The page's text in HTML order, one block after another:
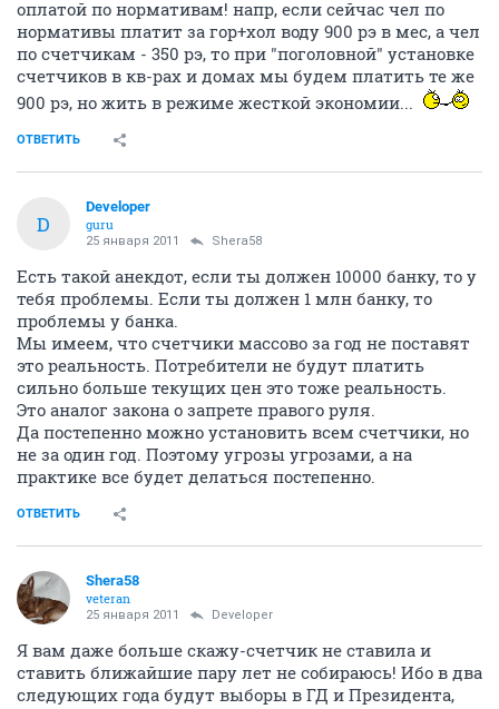
оплатой по нормативам! напр, если сейчас чел по
нормативы платит за гор+хол воду 900 рэ в мес, а чел
по счетчикам - 350 рэ, то при "поголовной" установке
счетчиков в кв-рах и домах мы будем платить те же
900 рэ, но жить в режиме жесткой экономии...
ОТВЕТИТЬ
D
Developer
guru
25 января 2011 Shera58
Есть такой анекдот, если ты должен 10000 банку, то у
тебя проблемы. Если ты должен 1 млн банку, то
проблемы у банка.
Мы имеем, что счетчики массово за год не поставят
это реальность. Потребители не будут платить
сильно больше текущих цен это тоже реальность.
Это аналог закона о запрете правого руля.
Да постепенно можно установить всем счетчики, но
не за один год. Поэтому угрозы угрозами, а на
практике все будет делаться постепенно.
ОТВЕТИТЬ
Shera58
veteran
25 января 2011 Developer
Я вам даже больше скажу-счетчик не ставила и
ставить ближайшие пару лет не собираюсь! Ибо в два
следующих года будут выборы в ГД и Президента,